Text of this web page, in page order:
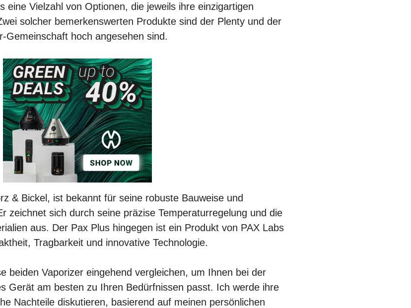
eine Vielzahl von Optionen, die jeweils ihre einzigartigen
solcher bemerkenswerten Produkte sind der Plenty und der
Gemeinschaft hoch angesehen sind.
& Bickel, ist bekannt für seine robuste Bauweise und
zeichnet sich durch seine präzise Temperaturregelung und die
aus. Der Pax Plus hingegen ist ein Produkt von PAX Labs
Tragbarkeit und innovative Technologie.
beiden Vaporizer eingehend vergleichen, um Ihnen bei der
Gerät am besten zu Ihren Bedürfnissen passt. Ich werde ihre
Nachteile diskutieren, basierend auf meinen persönlichen